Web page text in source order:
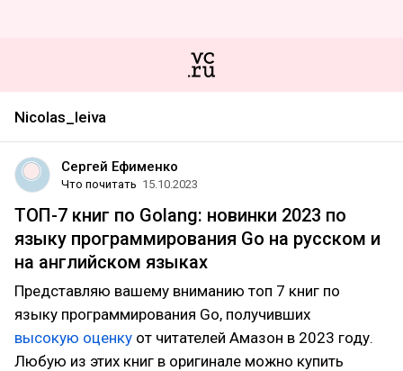
Nicolas_leiva
Сергей Ефименко
Что почитать 15.10.2023
ТОП-7 книг по Golang: новинки 2023 по
языку программирования Go на русском и
на английском языках
Представляю вашему вниманию топ 7 книг по
языку программирования Go, получивших
высокую оценку от читателей Амазон в 2023 году.
Любую из этих книг в оригинале можно купить